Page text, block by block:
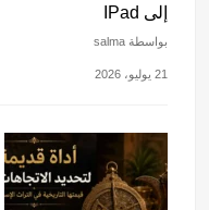
إلى IPad
بواسطة salma
21 يوليو، 2026